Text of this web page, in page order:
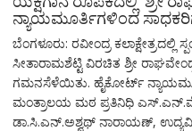
ನ್ಯಾಯಮೂರ್ತಿಗಳಿಂದ ಸಾಧಕರಿಗೆ
ಬೆಂಗಳೂರು: ರವೀಂದ್ರ
ಸೀತಾರಾಮಶೆಟ್ಟಿ ವಿರಚಿತ ಶ್ರೀ
ಗಮನಸೆಳೆಯಿತು. ಹೈಕೋರ್ಟ್
ಮಂತ್ರಾಲಯ ಮಠ ಪ್ರತಿನಿಧಿ
ಡಾ.ಸಿ.ಎನ್.ಅಶ್ವಥ್ ನಾರಾಯಣ್,